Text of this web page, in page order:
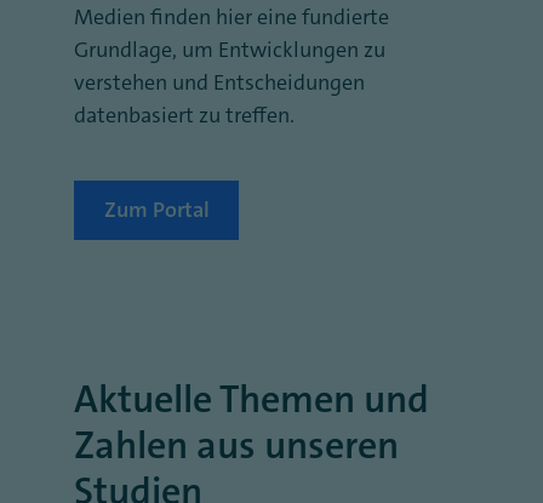
Medien finden hier eine fundierte
Grundlage, um Entwicklungen zu
verstehen und Entscheidungen
datenbasiert zu treffen.
Zum Portal
Aktuelle Themen und
Zahlen aus unseren
Studien